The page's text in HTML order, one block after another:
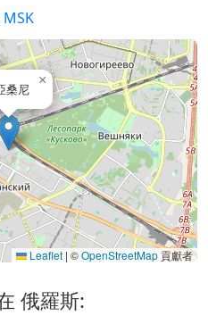
MSK
桑尼
×
Leaflet | ©OpenStreetMap貢獻者
俄羅斯: